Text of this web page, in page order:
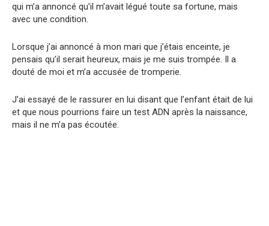
qui m’a annoncé qu’il m’avait légué toute sa fortune, mais
avec une condition.
Lorsque j’ai annoncé à mon mari que j’étais enceinte, je
pensais qu’il serait heureux, mais je me suis trompée. Il a
douté de moi et m’a accusée de tromperie.
J’ai essayé de le rassurer en lui disant que l’enfant était de lui
et que nous pourrions faire un test ADN après la naissance,
mais il ne m’a pas écoutée.